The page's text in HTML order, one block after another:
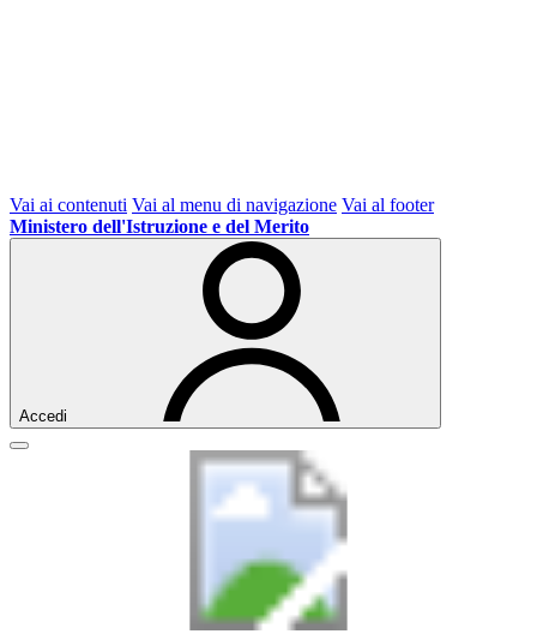
Vai ai contenuti Vai al menu di navigazione Vai al footer
Ministero dell'Istruzione e del Merito
Accedi